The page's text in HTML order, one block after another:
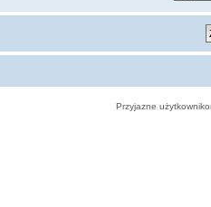
Przyjazne